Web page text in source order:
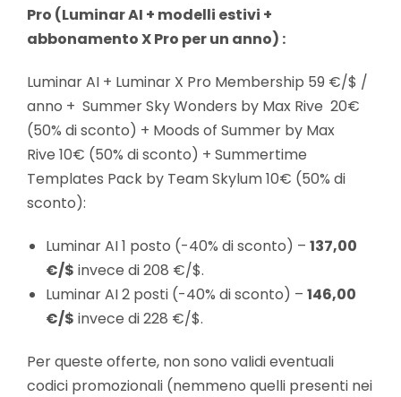
Pro (Luminar AI + modelli estivi +
abbonamento X Pro per un anno) :
Luminar AI + Luminar X Pro Membership 59 €/$ /
anno + Summer Sky Wonders by Max Rive 20€
(50% di sconto) + Moods of Summer by Max
Rive 10€ (50% di sconto) + Summertime
Templates Pack by Team Skylum 10€ (50% di
sconto):
Luminar AI 1 posto (-40% di sconto) – 137,00
€/$ invece di 208 €/$.
Luminar AI 2 posti (-40% di sconto) – 146,00
€/$ invece di 228 €/$.
Per queste offerte, non sono validi eventuali
codici promozionali (nemmeno quelli presenti nei